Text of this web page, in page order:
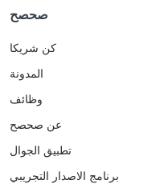
صحصح
كن شريكا
المدونة
وظائف
عن صحصح
تطبيق الجوال
برنامج الاصدار التجريبي